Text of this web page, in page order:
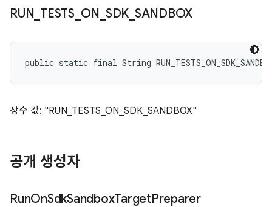
RUN TESTS_ ON SDK SANDBOX
public static final String
상수 값: "RUN_TESTS_ON_SDK_SANDBOX"
공개 생성자
RunOnSdkSandboxTargetPreparer